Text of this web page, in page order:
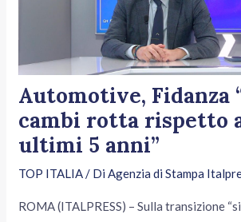
Automotive, Fidanza
cambi rotta rispetto
ultimi 5 anni”
TOP ITALIA/ DiAgenzia di Stampa
ROMA (ITALPRESS) – Sulla transizione